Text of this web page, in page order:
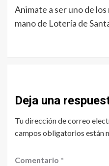
Animate a ser uno de
mano de Lotería de
Deja una
Tu dirección de correo
campos obligatorios están
Comentario *